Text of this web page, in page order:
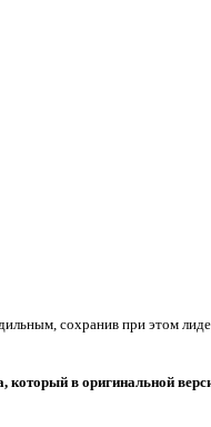
сохранив при этом
в оригинальной